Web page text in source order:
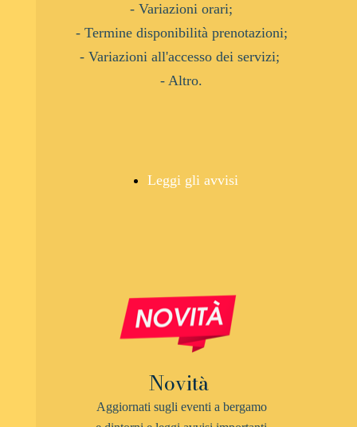
- Variazioni orari;
- Termine disponibilità prenotazioni;
- Variazioni all'accesso dei servizi;
- Altro.
Leggi gli avvisi
Novità
Aggiornati sugli eventi a bergamo